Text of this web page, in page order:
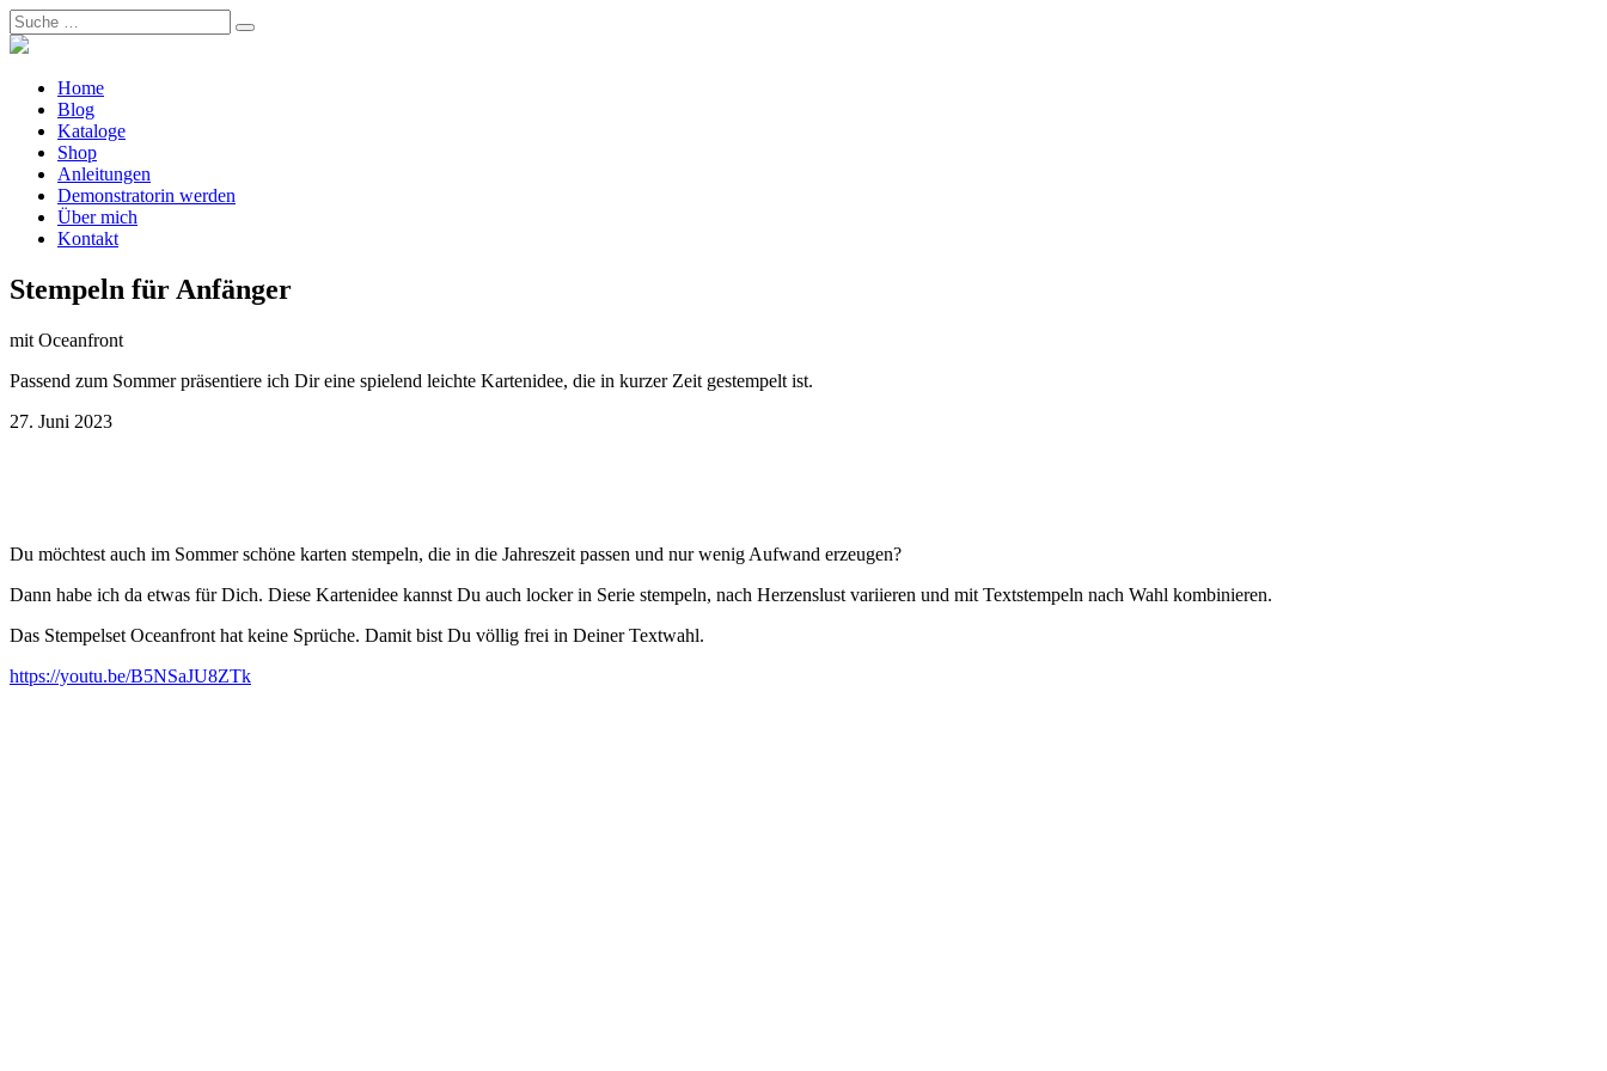
Home
Blog
Kataloge
Shop
Anleitungen
Demonstratorin werden
Über mich
Kontakt
Stempeln für Anfänger
mit Oceanfront
Passend zum Sommer präsentiere ich Dir eine spielend leichte Kartenidee, die in kurzer Zeit gestempelt ist.
27. Juni 2023
Du möchtest auch im Sommer schöne karten stempeln, die in die Jahreszeit passen und nur wenig Aufwand erzeugen?
Dann habe ich da etwas für Dich. Diese Kartenidee kannst Du auch locker in Serie stempeln, nach Herzenslust variieren und mit Textstempeln nach Wahl kombinieren.
Das Stempelset Oceanfront hat keine Sprüche. Damit bist Du völlig frei in Deiner Textwahl.
https://youtu.be/B5NSaJU8ZTk